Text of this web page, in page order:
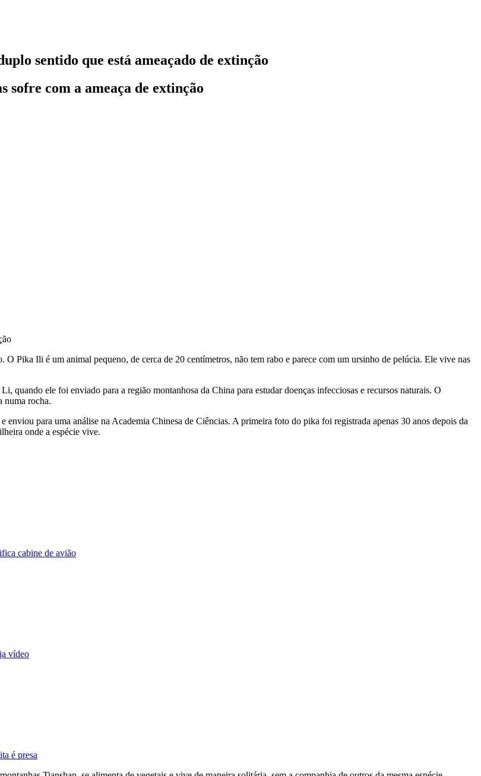
sentido que está ameaçado de extinção
sofre com a ameaça de extinção
O Pika Ili é um animal pequeno, de cerca de 20 centímetros, não tem rabo e parece com um ursinho de pelúcia. Ele vive nas
quando ele foi enviado para a região montanhosa da China para estudar doenças infecciosas e recursos naturais. O
numa rocha.
para uma análise na Academia Chinesa de Ciências. A primeira foto do pika foi registrada apenas 30 anos depois da
onde a espécie vive.
cabine de avião
vídeo
é presa